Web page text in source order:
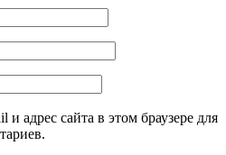
адрес сайта в этом браузере для